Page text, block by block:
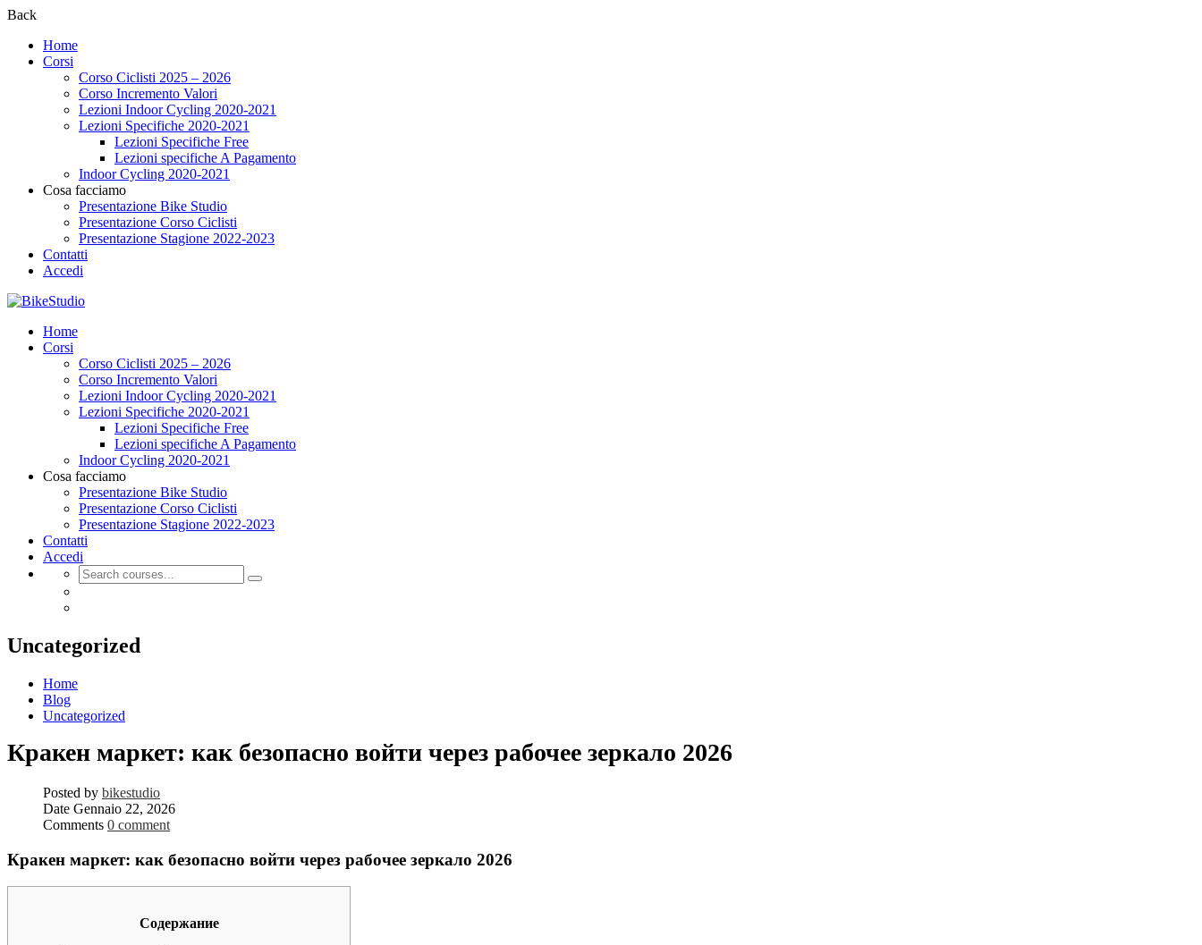
Back
Home
Corsi
Corso Ciclisti 2025 – 2026
Corso Incremento Valori
Lezioni Indoor Cycling 2020-2021
Lezioni Specifiche 2020-2021
Lezioni Specifiche Free
Lezioni specifiche A Pagamento
Indoor Cycling 2020-2021
Cosa facciamo
Presentazione Bike Studio
Presentazione Corso Ciclisti
Presentazione Stagione 2022-2023
Contatti
Accedi
Home
Corsi
Corso Ciclisti 2025 – 2026
Corso Incremento Valori
Lezioni Indoor Cycling 2020-2021
Lezioni Specifiche 2020-2021
Lezioni Specifiche Free
Lezioni specifiche A Pagamento
Indoor Cycling 2020-2021
Cosa facciamo
Presentazione Bike Studio
Presentazione Corso Ciclisti
Presentazione Stagione 2022-2023
Contatti
Accedi
Uncategorized
Home
Blog
Uncategorized
Кракен маркет: как безопасно войти через рабочее зеркало 2026
Posted by bikestudio
Date Gennaio 22, 2026
Comments 0 comment
Кракен маркет: как безопасно войти через рабочее зеркало 2026
Содержание